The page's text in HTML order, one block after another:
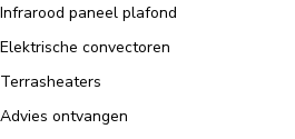
Infrarood paneel plafond
Elektrische convectoren
Terrasheaters
Advies ontvangen